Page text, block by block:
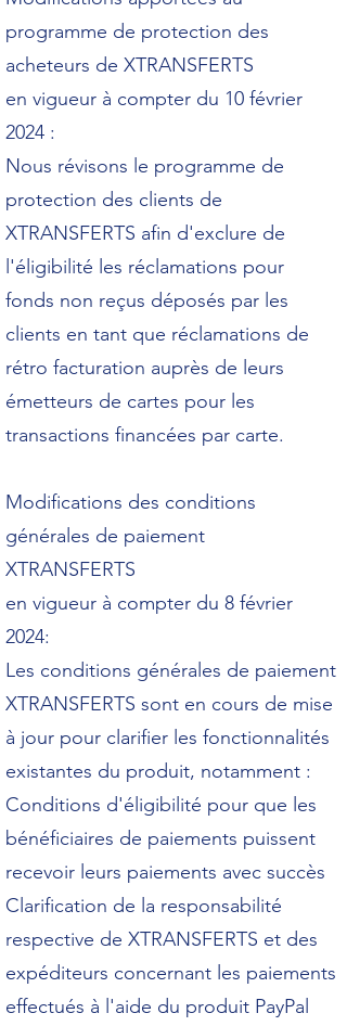
programme de protection des
acheteurs de XTRANSFERTS
en vigueur à compter du 10 février
2024 :
Nous révisons le programme de
protection des clients de
XTRANSFERTS afin d'exclure de
l'éligibilité les réclamations pour
fonds non reçus déposés par les
clients en tant que réclamations de
rétro facturation auprès de leurs
émetteurs de cartes pour les
transactions financées par carte.
Modifications des conditions
générales de paiement
XTRANSFERTS
en vigueur à compter du 8 février
2024:
Les conditions générales de paiement
XTRANSFERTS sont en cours de mise
à jour pour clarifier les fonctionnalités
existantes du produit, notamment :
Conditions d'éligibilité pour que les
bénéficiaires de paiements puissent
recevoir leurs paiements avec succès
Clarification de la responsabilité
respective de XTRANSFERTS et des
expéditeurs concernant les paiements
effectués à l'aide du produit PayPal